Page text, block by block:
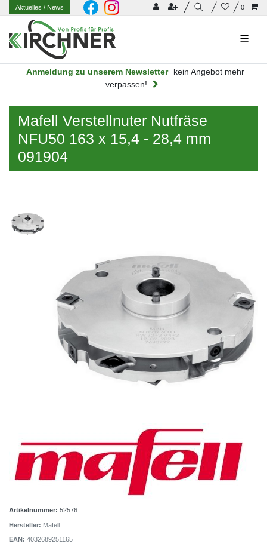
0
Aktuelles/ News
☰
Anmeldung zu unserem Newsletter
kein Angebot mehr
verpassen!
Mafell Verstellnuter Nutfräse
NFU50 163 x 15,4 - 28,4 mm
091904
Artikelnummer: 52576
Hersteller: Mafell
EAN: 4032689251165